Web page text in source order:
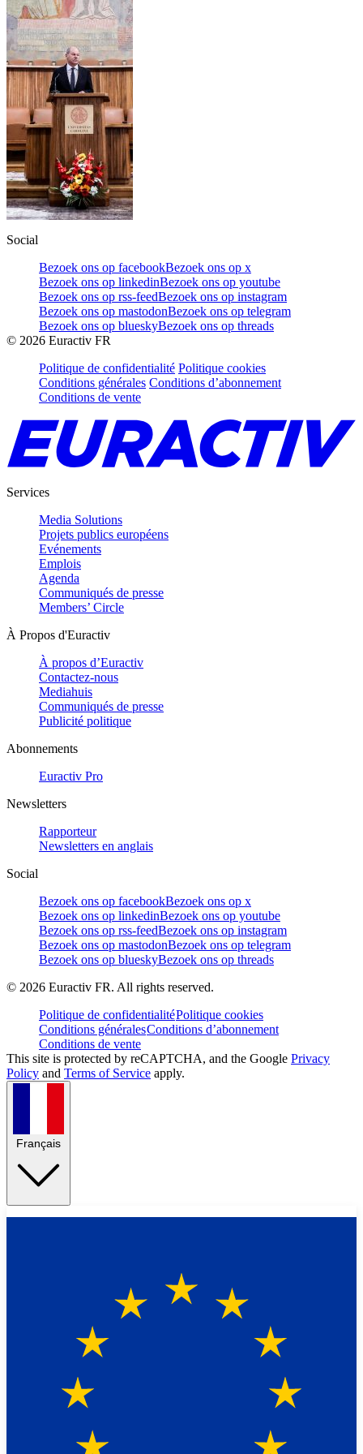
Social
Bezoek ons op facebookBezoek ons op x
Bezoek ons op linkedinBezoek ons op youtube
Bezoek ons op rss-feedBezoek ons op instagram
Bezoek ons op mastodonBezoek ons op telegram
Bezoek ons op blueskyBezoek ons op threads
© 2026 Euractiv FR
Politique de confidentialité Politique cookies
Conditions générales Conditions d’abonnement
Conditions de vente
Services
Media Solutions
Projets publics européens
Evénements
Emplois
Agenda
Communiqués de presse
Members’ Circle
À Propos d'Euractiv
À propos d’Euractiv
Contactez-nous
Mediahuis
Communiqués de presse
Publicité politique
Abonnements
Euractiv Pro
Newsletters
Rapporteur
Newsletters en anglais
Social
Bezoek ons op facebookBezoek ons op x
Bezoek ons op linkedinBezoek ons op youtube
Bezoek ons op rss-feedBezoek ons op instagram
Bezoek ons op mastodonBezoek ons op telegram
Bezoek ons op blueskyBezoek ons op threads
© 2026 Euractiv FR. All rights reserved.
Politique de confidentialitéPolitique cookies
Conditions généralesConditions d’abonnement
Conditions de vente
This site is protected by reCAPTCHA, and the Google Privacy
Policy and Terms of Service apply.
Français